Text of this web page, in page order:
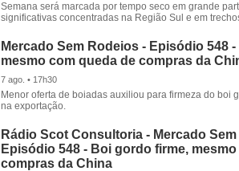
Semana será marcada por tempo seco em grande
significativas concentradas na Região Sul e em
Mercado Sem Rodeios - Episódio 548
mesmo com queda de compras da
7 ago. • 17h30
Menor oferta de boiadas auxiliou para firmeza do boi
na exportação.
Rádio Scot Consultoria - Mercado
Episódio 548 - Boi gordo firme,
compras da China